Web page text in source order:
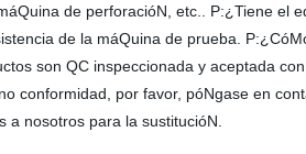
de perforacióN, etc.. P:¿Tiene el
de la máQuina de prueba.
son QC inspeccionada y aceptada
conformidad, por favor, póNgase en
a nosotros para la sustitucióN.